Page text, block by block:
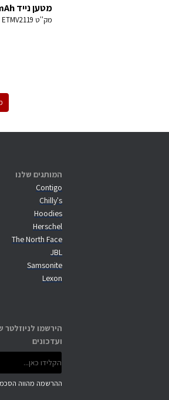
מטען נייד 10,000mAh
מק''ט ETMV2119
המותגים שלנו
Contigo
Chilly's
Hoodies
Herschel
The North Face
JBL
Samsonite
Lexon
הירשמו לניוזלטר
ועדכונים
ההרשמה מהווה